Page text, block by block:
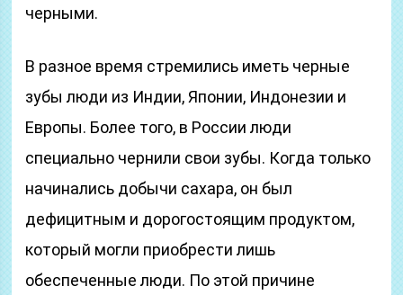
черными.
В разное время стремились иметь черные
зубы люди из Индии, Японии, Индонезии и
Европы. Более того, в России люди
специально чернили свои зубы. Когда только
начинались добычи сахара, он был
дефицитным и дорогостоящим продуктом,
который могли приобрести лишь
обеспеченные люди. По этой причине